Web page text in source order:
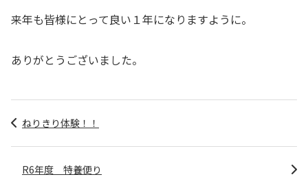
来年も皆様にとって良い１年になりますように。
ありがとうございました。
ねりきり体験！！
R6年度 特養便り